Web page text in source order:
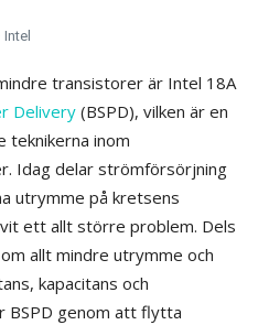
Intel
transistorer är Intel 18A
Delivery (BSPD), vilken är en
teknikerna inom
Idag delar strömförsörjning
utrymme på kretsens
ett allt större problem. Dels
allt mindre utrymme och
kapacitans och
BSPD genom att flytta